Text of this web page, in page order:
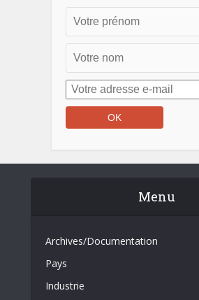
Menu
Archives/Documentation
Pays
Industrie